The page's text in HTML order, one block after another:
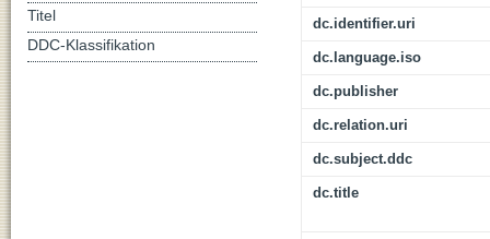
dc.identifier.uri
dc.language.iso
dc.publisher
dc.relation.uri
dc.subject.ddc
dc.title
Titel
DDC-Klassifikation